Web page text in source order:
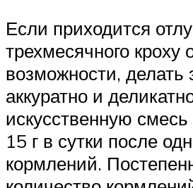
Если приходится
трехмесячного кроху
возможности, делать
аккуратно и
искусственную
15 г в сутки после
кормлений.